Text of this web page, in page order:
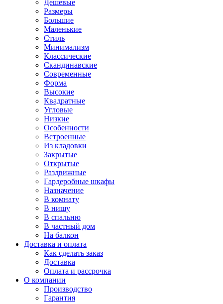
Дешевые
Размеры
Большие
Маленькие
Стиль
Минимализм
Классические
Скандинавские
Современные
Форма
Высокие
Квадратные
Угловые
Низкие
Особенности
Встроенные
Из кладовки
Закрытые
Открытые
Раздвижные
Гардеробные шкафы
Назначение
В комнату
В нишу
В спальню
В частный дом
На балкон
Доставка и оплата
Как сделать заказ
Доставка
Оплата и рассрочка
О компании
Производство
Гарантия